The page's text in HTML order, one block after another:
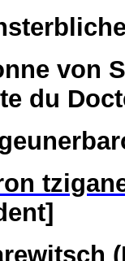
von
du
(